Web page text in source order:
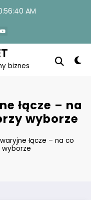
AM
biznes
łącze – na
wyborze
łącze – na co
wyborze